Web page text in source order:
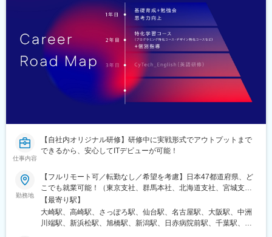
仕事内容
【自社内オリジナル研修】研修中に実戦形式でアウトプットまで
できるから、安心してITデビューが可能！
勤務地
【フルリモート可／転勤なし／希望を考慮】日本47都道府県、ど
こでも就業可能！（東京支社、群馬本社、北海道支社、宮城支
社、茨城支社、愛知支社、大阪支社、福岡支社、新潟支社、広島
支社、静岡支店、沖縄支店、千葉支店、神奈川支店、熊本支店、
石川支店または各拠点近郊のプロジェクト先）★リモートワーク
【最寄り駅】
大崎駅、高崎駅、さっぽろ駅、仙台駅、名古屋駅、大阪駅、中洲
川端駅、新浜松駅、旭橋駅、新潟駅、日赤病院前駅、千葉駅、新